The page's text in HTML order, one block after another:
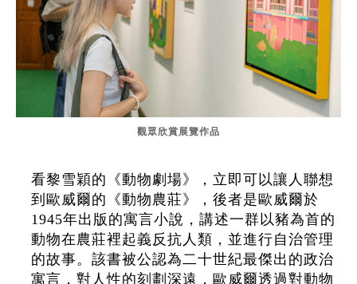
觀眾欣賞展覽作品
看黎雪穎的《動物劇場》，立即可以讓人聯想
到歐威爾的《動物農莊》，後者是歐威爾於
1945年出版的寓言小說，講述一群以豬為首的
動物在農莊裡起義反抗人類，並進行自治管理
的故事。該書被公認為二十世紀最傑出的政治
寓言，對人性的刻劃深遠，歐威爾透過對動物